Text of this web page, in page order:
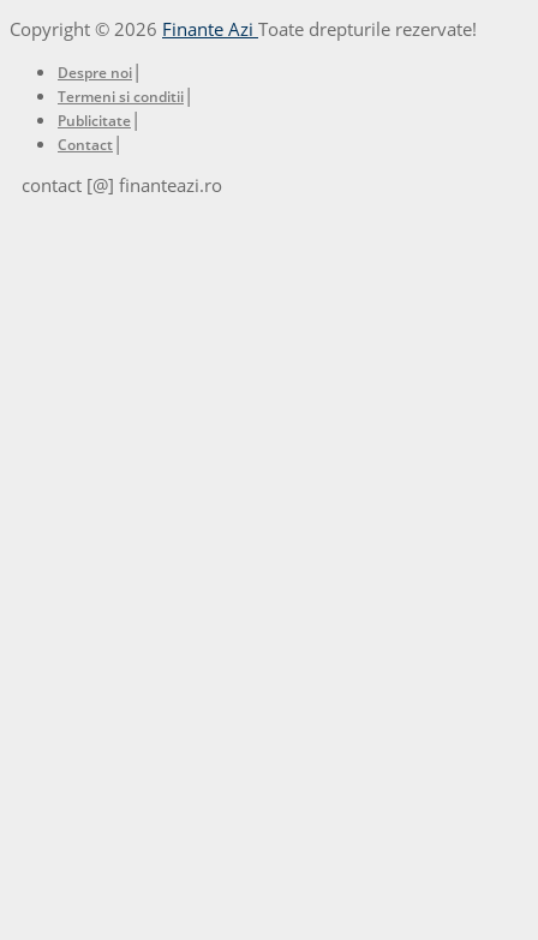
Copyright © 2026 Finante Azi Toate drepturile rezervate!
Despre noi|
Termeni si conditii|
Publicitate|
Contact|
contact [@] finanteazi.ro